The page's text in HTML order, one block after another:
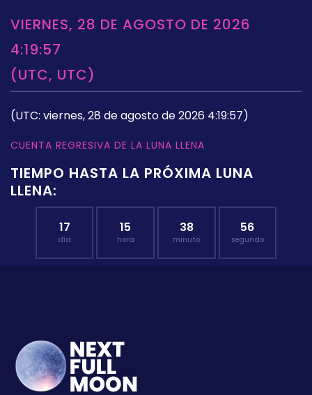
VIERNES, 28 DE AGOSTO DE 2026
4:19:57
(UTC, UTC)
(UTC: viernes, 28 de agosto de 2026 4:19:57)
CUENTA REGRESIVA DE LA LUNA LLENA
TIEMPO HASTA LA PRÓXIMA LUNA
LLENA:
17
día
15
hora
38
minuto
56
segundo